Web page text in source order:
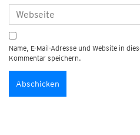
Name, E-Mail-Adresse und Website in
Kommentar speichern.